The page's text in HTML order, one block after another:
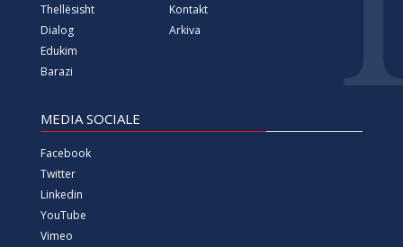
Thellësisht
Dialog
Edukim
Barazi
Kontakt
Arkiva
MEDIA SOCIALE
Facebook
Twitter
Linkedin
YouTube
Vimeo